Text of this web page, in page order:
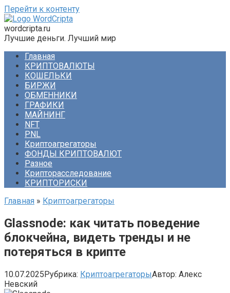
Перейти к контенту
wordcripta.ru
Лучшие деньги. Лучший мир
Главная
КРИПТОВАЛЮТЫ
КОШЕЛЬКИ
БИРЖИ
ОБМЕННИКИ
ГРАФИКИ
МАЙНИНГ
NFT
PNL
Криптоагрегаторы
ФОНДЫ КРИПТОВАЛЮТ
Разное
Крипторасследование
КРИПТОРИСКИ
Главная » Криптоагрегаторы
Glassnode: как читать поведение
блокчейна, видеть тренды и не
потеряться в крипте
10.07.2025Рубрика: КриптоагрегаторыАвтор: Алекс
Невский